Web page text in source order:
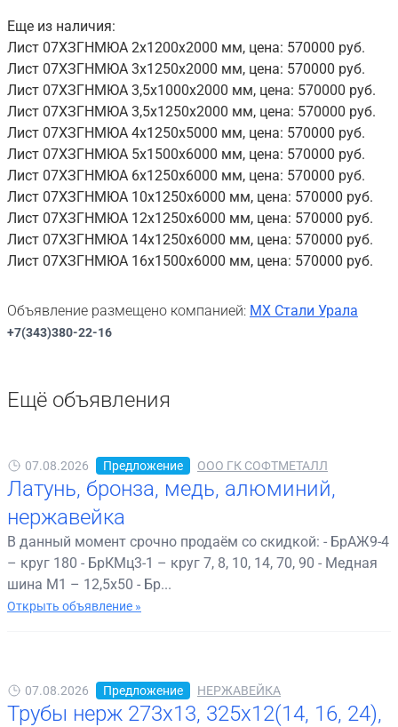
Еще из наличия:
Лист 07ХЗГНМЮА 2х1200х2000 мм, цена: 570000 руб.
Лист 07ХЗГНМЮА 3х1250х2000 мм, цена: 570000 руб.
Лист 07ХЗГНМЮА 3,5х1000х2000 мм, цена: 570000 руб.
Лист 07ХЗГНМЮА 3,5х1250х2000 мм, цена: 570000 руб.
Лист 07ХЗГНМЮА 4х1250х5000 мм, цена: 570000 руб.
Лист 07ХЗГНМЮА 5х1500х6000 мм, цена: 570000 руб.
Лист 07ХЗГНМЮА 6х1250х6000 мм, цена: 570000 руб.
Лист 07ХЗГНМЮА 10х1250х6000 мм, цена: 570000 руб.
Лист 07ХЗГНМЮА 12х1250х6000 мм, цена: 570000 руб.
Лист 07ХЗГНМЮА 14х1250х6000 мм, цена: 570000 руб.
Лист 07ХЗГНМЮА 16х1500х6000 мм, цена: 570000 руб.
Объявление размещено компанией: МХ Стали Урала
+7(343)380-22-16
Ещё объявления
07.08.2026 Предложение ООО ГК СОФТМЕТАЛЛ
Латунь, бронза, медь, алюминий,
нержавейка
В данный момент срочно продаём со скидкой: - БрАЖ9-4
– круг 180 - БрКМц3-1 – круг 7, 8, 10, 14, 70, 90 - Медная
шина М1 – 12,5х50 - Бр...
Открыть объявление »
07.08.2026 Предложение НЕРЖАВЕЙКА
Трубы нерж 273х13, 325х12(14, 16, 24),